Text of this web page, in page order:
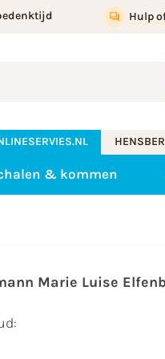
Hulp
& kommen
Marie Luise